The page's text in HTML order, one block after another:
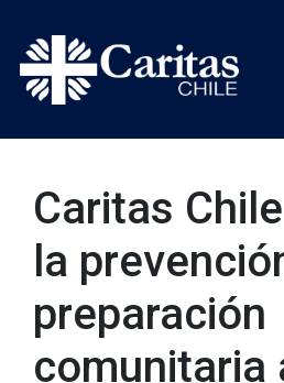
Caritas
la
preparación
comunitaria